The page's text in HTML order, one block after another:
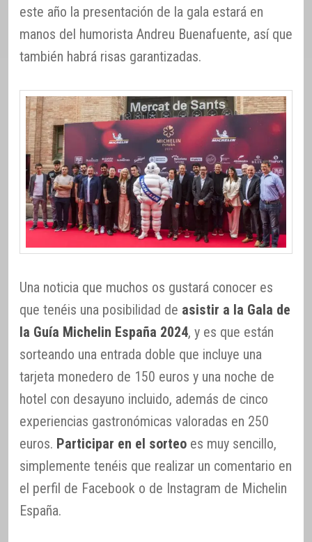
este año la presentación de la gala estará en
manos del humorista Andreu Buenafuente, así que
también habrá risas garantizadas.
Una noticia que muchos os gustará conocer es
que tenéis una posibilidad de asistir a la Gala de
la Guía Michelin España 2024, y es que están
sorteando una entrada doble que incluye una
tarjeta monedero de 150 euros y una noche de
hotel con desayuno incluido, además de cinco
experiencias gastronómicas valoradas en 250
euros. Participar en el sorteo es muy sencillo,
simplemente tenéis que realizar un comentario en
el perfil de Facebook o de Instagram de Michelin
España.